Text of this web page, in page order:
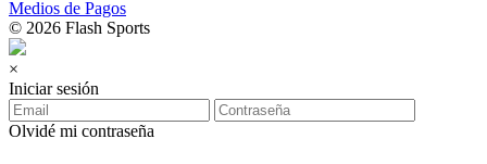
Medios de Pagos
© 2026 Flash Sports
×
Iniciar sesión
Olvidé mi contraseña